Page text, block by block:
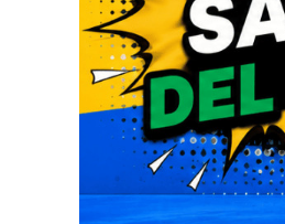
2XL - White € 13.30
S - Grigio melange
M - Grigio melange
L - Grigio melange €
XL - Grigio melange